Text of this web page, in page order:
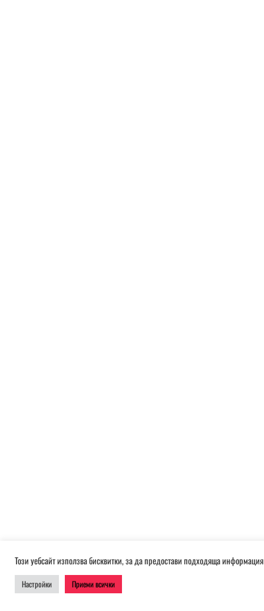
Този уебсайт използва бисквитки, за да предостави подходяща
Настройки Приеми всички